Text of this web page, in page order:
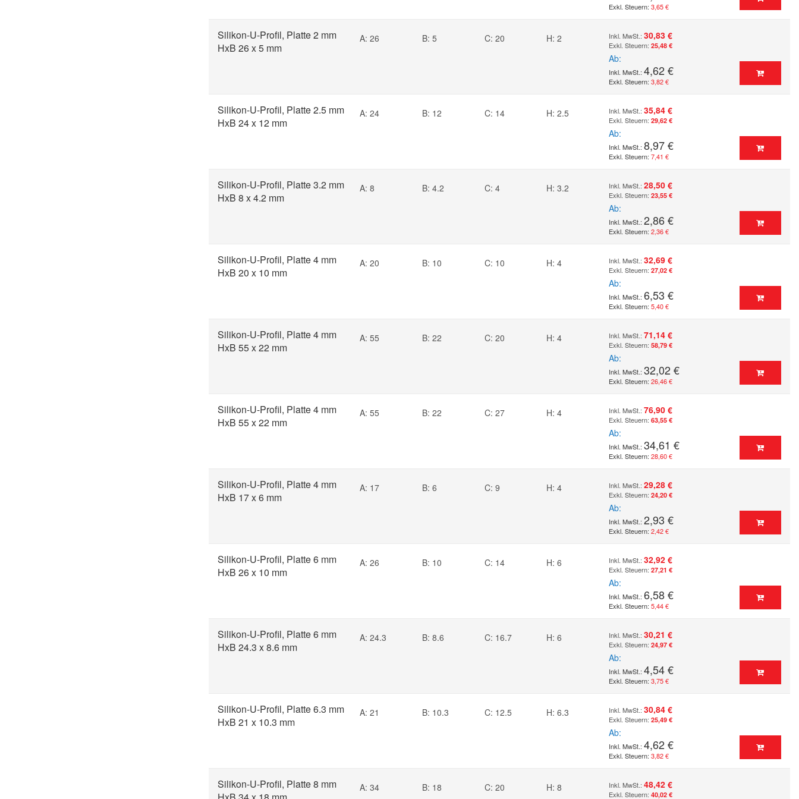
3,65 €
Silikon-U-Profil, Platte 2 mm
HxB 26 x 5 mm
A: 26 B: 5 C: 20 H: 2 30,83 €
25,48 €
Ab
4,62 €
3,82 €
Silikon-U-Profil, Platte 2.5 mm
HxB 24 x 12 mm
A: 24 B: 12 C: 14 H: 2.5 35,84 €
29,62 €
Ab
8,97 €
7,41 €
Silikon-U-Profil, Platte 3.2 mm
HxB 8 x 4.2 mm
A: 8 B: 4.2 C: 4 H: 3.2 28,50 €
23,55 €
Ab
2,86 €
2,36 €
Silikon-U-Profil, Platte 4 mm
HxB 20 x 10 mm
A: 20 B: 10 C: 10 H: 4 32,69 €
27,02 €
Ab
6,53 €
5,40 €
Silikon-U-Profil, Platte 4 mm
HxB 55 x 22 mm
A: 55 B: 22 C: 20 H: 4 71,14 €
58,79 €
Ab
32,02 €
26,46 €
Silikon-U-Profil, Platte 4 mm
HxB 55 x 22 mm
A: 55 B: 22 C: 27 H: 4 76,90 €
63,55 €
Ab
34,61 €
28,60 €
Silikon-U-Profil, Platte 4 mm
HxB 17 x 6 mm
A: 17 B: 6 C: 9 H: 4 29,28 €
24,20 €
Ab
2,93 €
2,42 €
Silikon-U-Profil, Platte 6 mm
HxB 26 x 10 mm
A: 26 B: 10 C: 14 H: 6 32,92 €
27,21 €
Ab
6,58 €
5,44 €
Silikon-U-Profil, Platte 6 mm
HxB 24.3 x 8.6 mm
A: 24.3 B: 8.6 C: 16.7 H: 6 30,21 €
24,97 €
Ab
4,54 €
3,75 €
Silikon-U-Profil, Platte 6.3 mm
HxB 21 x 10.3 mm
A: 21 B: 10.3 C: 12.5 H: 6.3 30,84 €
25,49 €
Ab
4,62 €
3,82 €
Silikon-U-Profil, Platte 8 mm
A: 34 B: 18 C: 20 H: 8 48,42 €
40,02 €